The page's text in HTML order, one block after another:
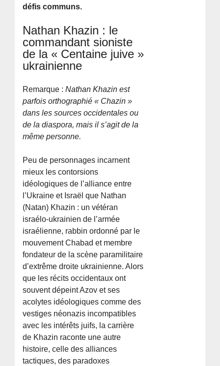
défis communs.
Nathan Khazin : le
commandant sioniste
de la « Centaine juive »
ukrainienne
Remarque :Nathan Khazin est
parfois orthographié « Chazin »
dans les sources occidentales ou
de la diaspora, mais il s’agit de la
même personne.
Peu de personnages incarnent
mieux les contorsions
idéologiques de l’alliance entre
l’Ukraine et Israël que Nathan
(Natan) Khazin : un vétéran
israélo-ukrainien de l’armée
israélienne, rabbin ordonné par le
mouvement Chabad et membre
fondateur de la scène paramilitaire
d’extrême droite ukrainienne. Alors
que les récits occidentaux ont
souvent dépeint Azov et ses
acolytes idéologiques comme des
vestiges néonazis incompatibles
avec les intérêts juifs, la carrière
de Khazin raconte une autre
histoire, celle des alliances
tactiques, des paradoxes